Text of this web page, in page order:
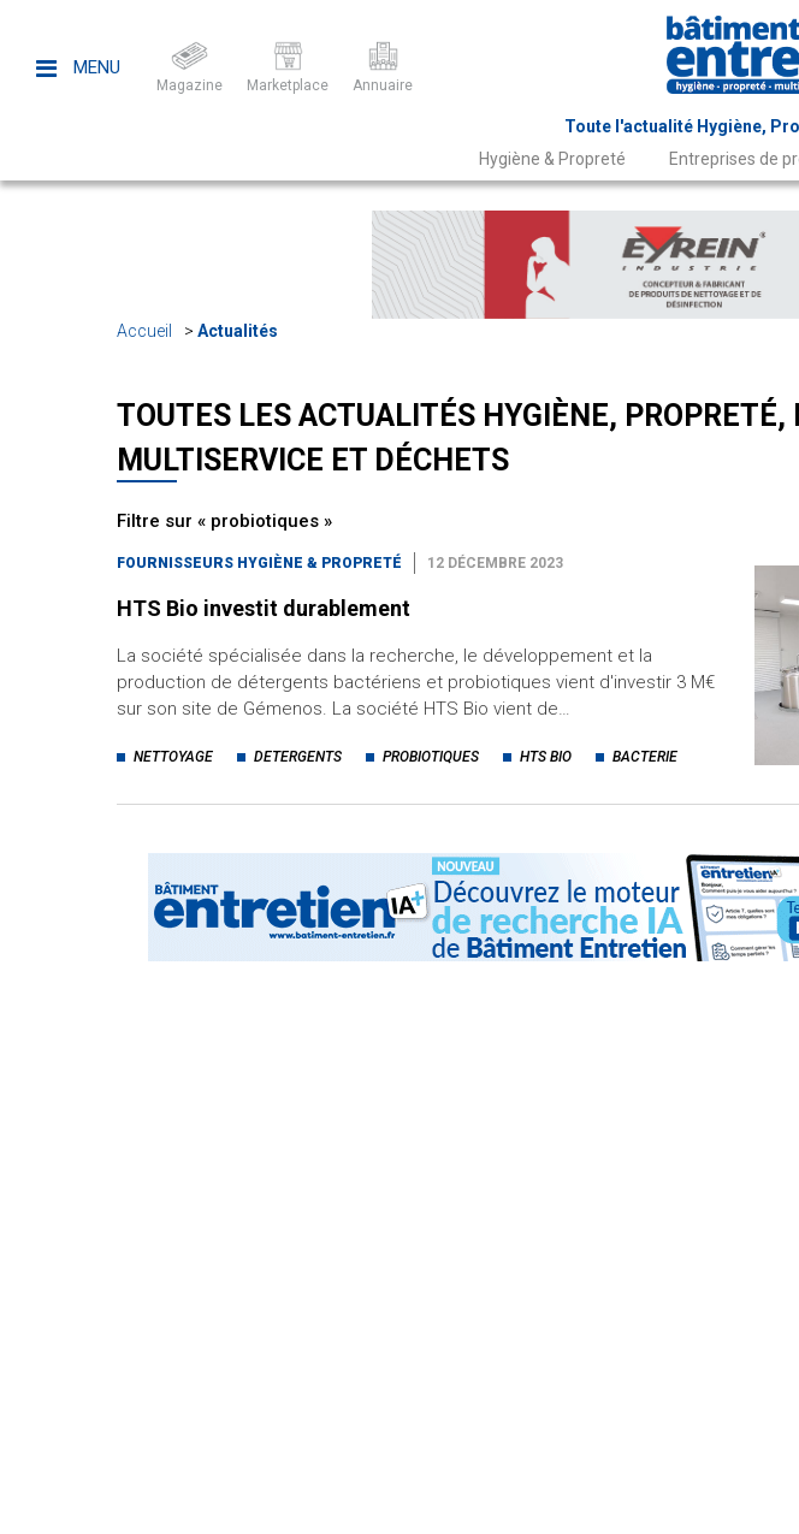
MENU
Magazine Marketplace Annuaire
Toute l'actualité Hygiène,
Hygiène & Propreté Entreprises de
Accueil Actualités
TOUTES LES ACTUALITÉS HYGIÈNE, PROPRETÉ,
MULTISERVICE ET DÉCHETS
Filtre sur « probiotiques »
FOURNISSEURS HYGIÈNE & PROPRETÉ 12 DÉCEMBRE 2023
HTS Bio investit durablement
La société spécialisée dans la recherche, le développement et la
production de détergents bactériens et probiotiques vient d'investir 3 M€
sur son site de Gémenos. La société HTS Bio vient de…
NETTOYAGE DETERGENTS PROBIOTIQUES HTS BIO BACTERIE